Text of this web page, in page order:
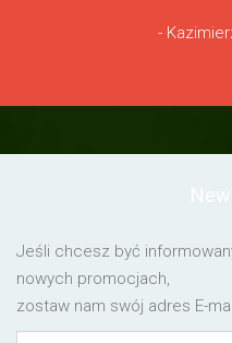
-
Jeśli chcesz być
nowych promocjach,
zostaw nam swój adres E-mail